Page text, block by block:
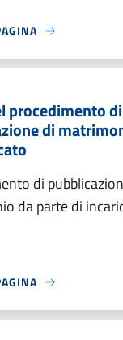
procedimento di
di
di
da parte di